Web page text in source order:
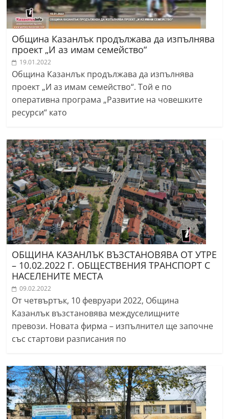
Община Казанлък продължава да изпълнява
проект „И аз имам семейство“
19.01.2022
Община Казанлък продължава да изпълнява
проект „И аз имам семейство“. Той е по
оперативна програма „Развитие на човешките
ресурси“ като
ОБЩИНА КАЗАНЛЪК ВЪЗСТАНОВЯВА ОТ УТРЕ
– 10.02.2022 Г. ОБЩЕСТВЕНИЯ ТРАНСПОРТ С
НАСЕЛЕНИТЕ МЕСТА
09.02.2022
От четвъртък, 10 февруари 2022, Община
Казанлък възстановява междуселищните
превози. Новата фирма – изпълнител ще започне
със стартови разписания по